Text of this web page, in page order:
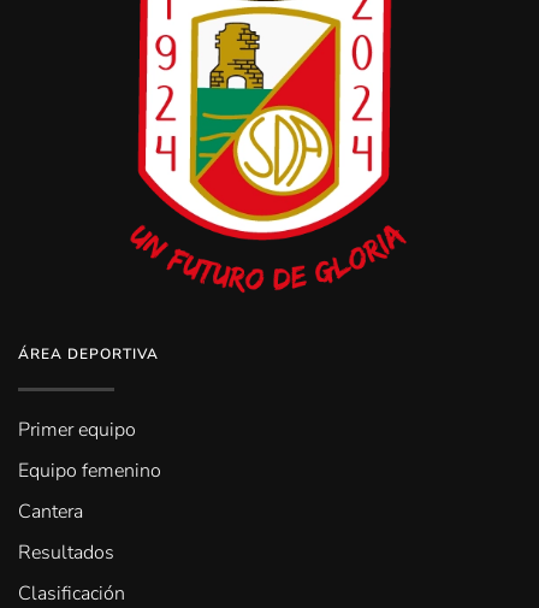
ÁREA DEPORTIVA
Primer equipo
Equipo femenino
Cantera
Resultados
Clasificación